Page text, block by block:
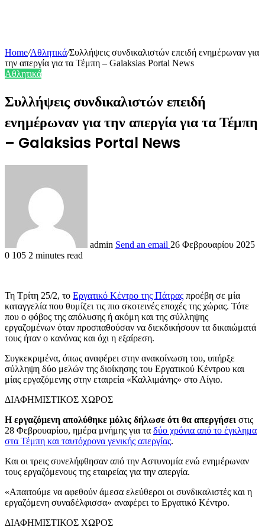
Home/Αθλητικά/Συλλήψεις συνδικαλιστών επειδή ενημέρωναν για
την απεργία για τα Τέμπη – Galaksias Portal News
Αθλητικά
Συλλήψεις συνδικαλιστών επειδή
ενημέρωναν για την απεργία για τα Τέμπη
– Galaksias Portal News
admin Send an email 26 Φεβρουαρίου 2025
0 105 2 minutes read
Τη Τρίτη 25/2, το Εργατικό Κέντρο της Πάτρας προέβη σε μία
καταγγελία που θυμίζει τις πιο σκοτεινές εποχές της χώρας. Τότε
που ο φόβος της απόλυσης ή ακόμη και της σύλληψης
εργαζομένων όταν προσπαθούσαν να διεκδικήσουν τα δικαιώματά
τους ήταν ο κανόνας και όχι η εξαίρεση.
Συγκεκριμένα, όπως αναφέρει στην ανακοίνωση του, υπήρξε
σύλληψη δύο μελών της διοίκησης του Εργατικού Κέντρου και
μίας εργαζόμενης στην εταιρεία «Καλλιμάνης» στο Αίγιο.
ΔΙΑΦΗΜΙΣΤΙΚΟΣ ΧΩΡΟΣ
Η εργαζόμενη απολύθηκε μόλις δήλωσε ότι θα απεργήσει στις
28 Φεβρουαρίου, ημέρα μνήμης για τα δύο χρόνια από το έγκλημα
στα Τέμπη και ταυτόχρονα γενικής απεργίας.
Και οι τρεις συνελήφθησαν από την Αστυνομία ενώ ενημέρωναν
τους εργαζόμενους της εταιρείας για την απεργία.
«Απαιτούμε να αφεθούν άμεσα ελεύθεροι οι συνδικαλιστές και η
εργαζόμενη συναδέλφισσα» αναφέρει το Εργατικό Κέντρο.
ΔΙΑΦΗΜΙΣΤΙΚΟΣ ΧΩΡΟΣ